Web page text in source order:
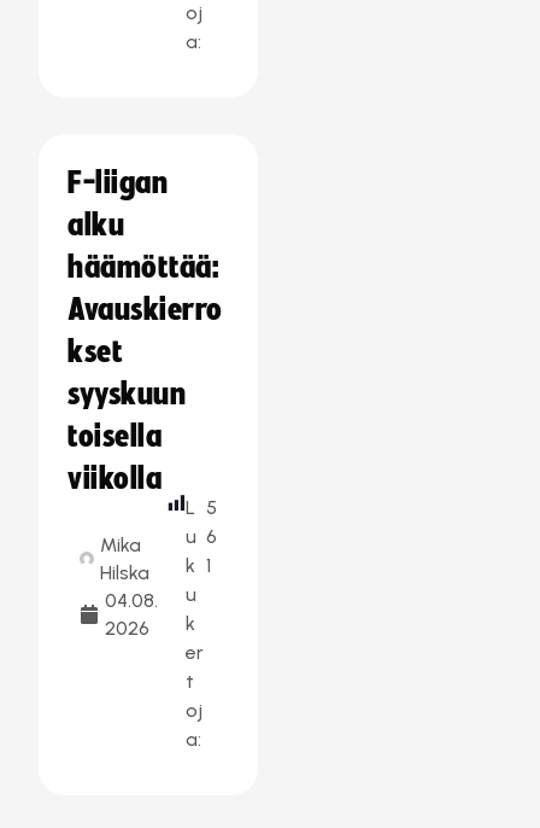
oj
a:
F-liigan
alku
häämöttää:
Avauskierro
kset
syyskuun
toisella
viikolla
Mika
Hilska
04.08.
2026
L
u
k
u
k
er
t
oj
a:
5
6
1